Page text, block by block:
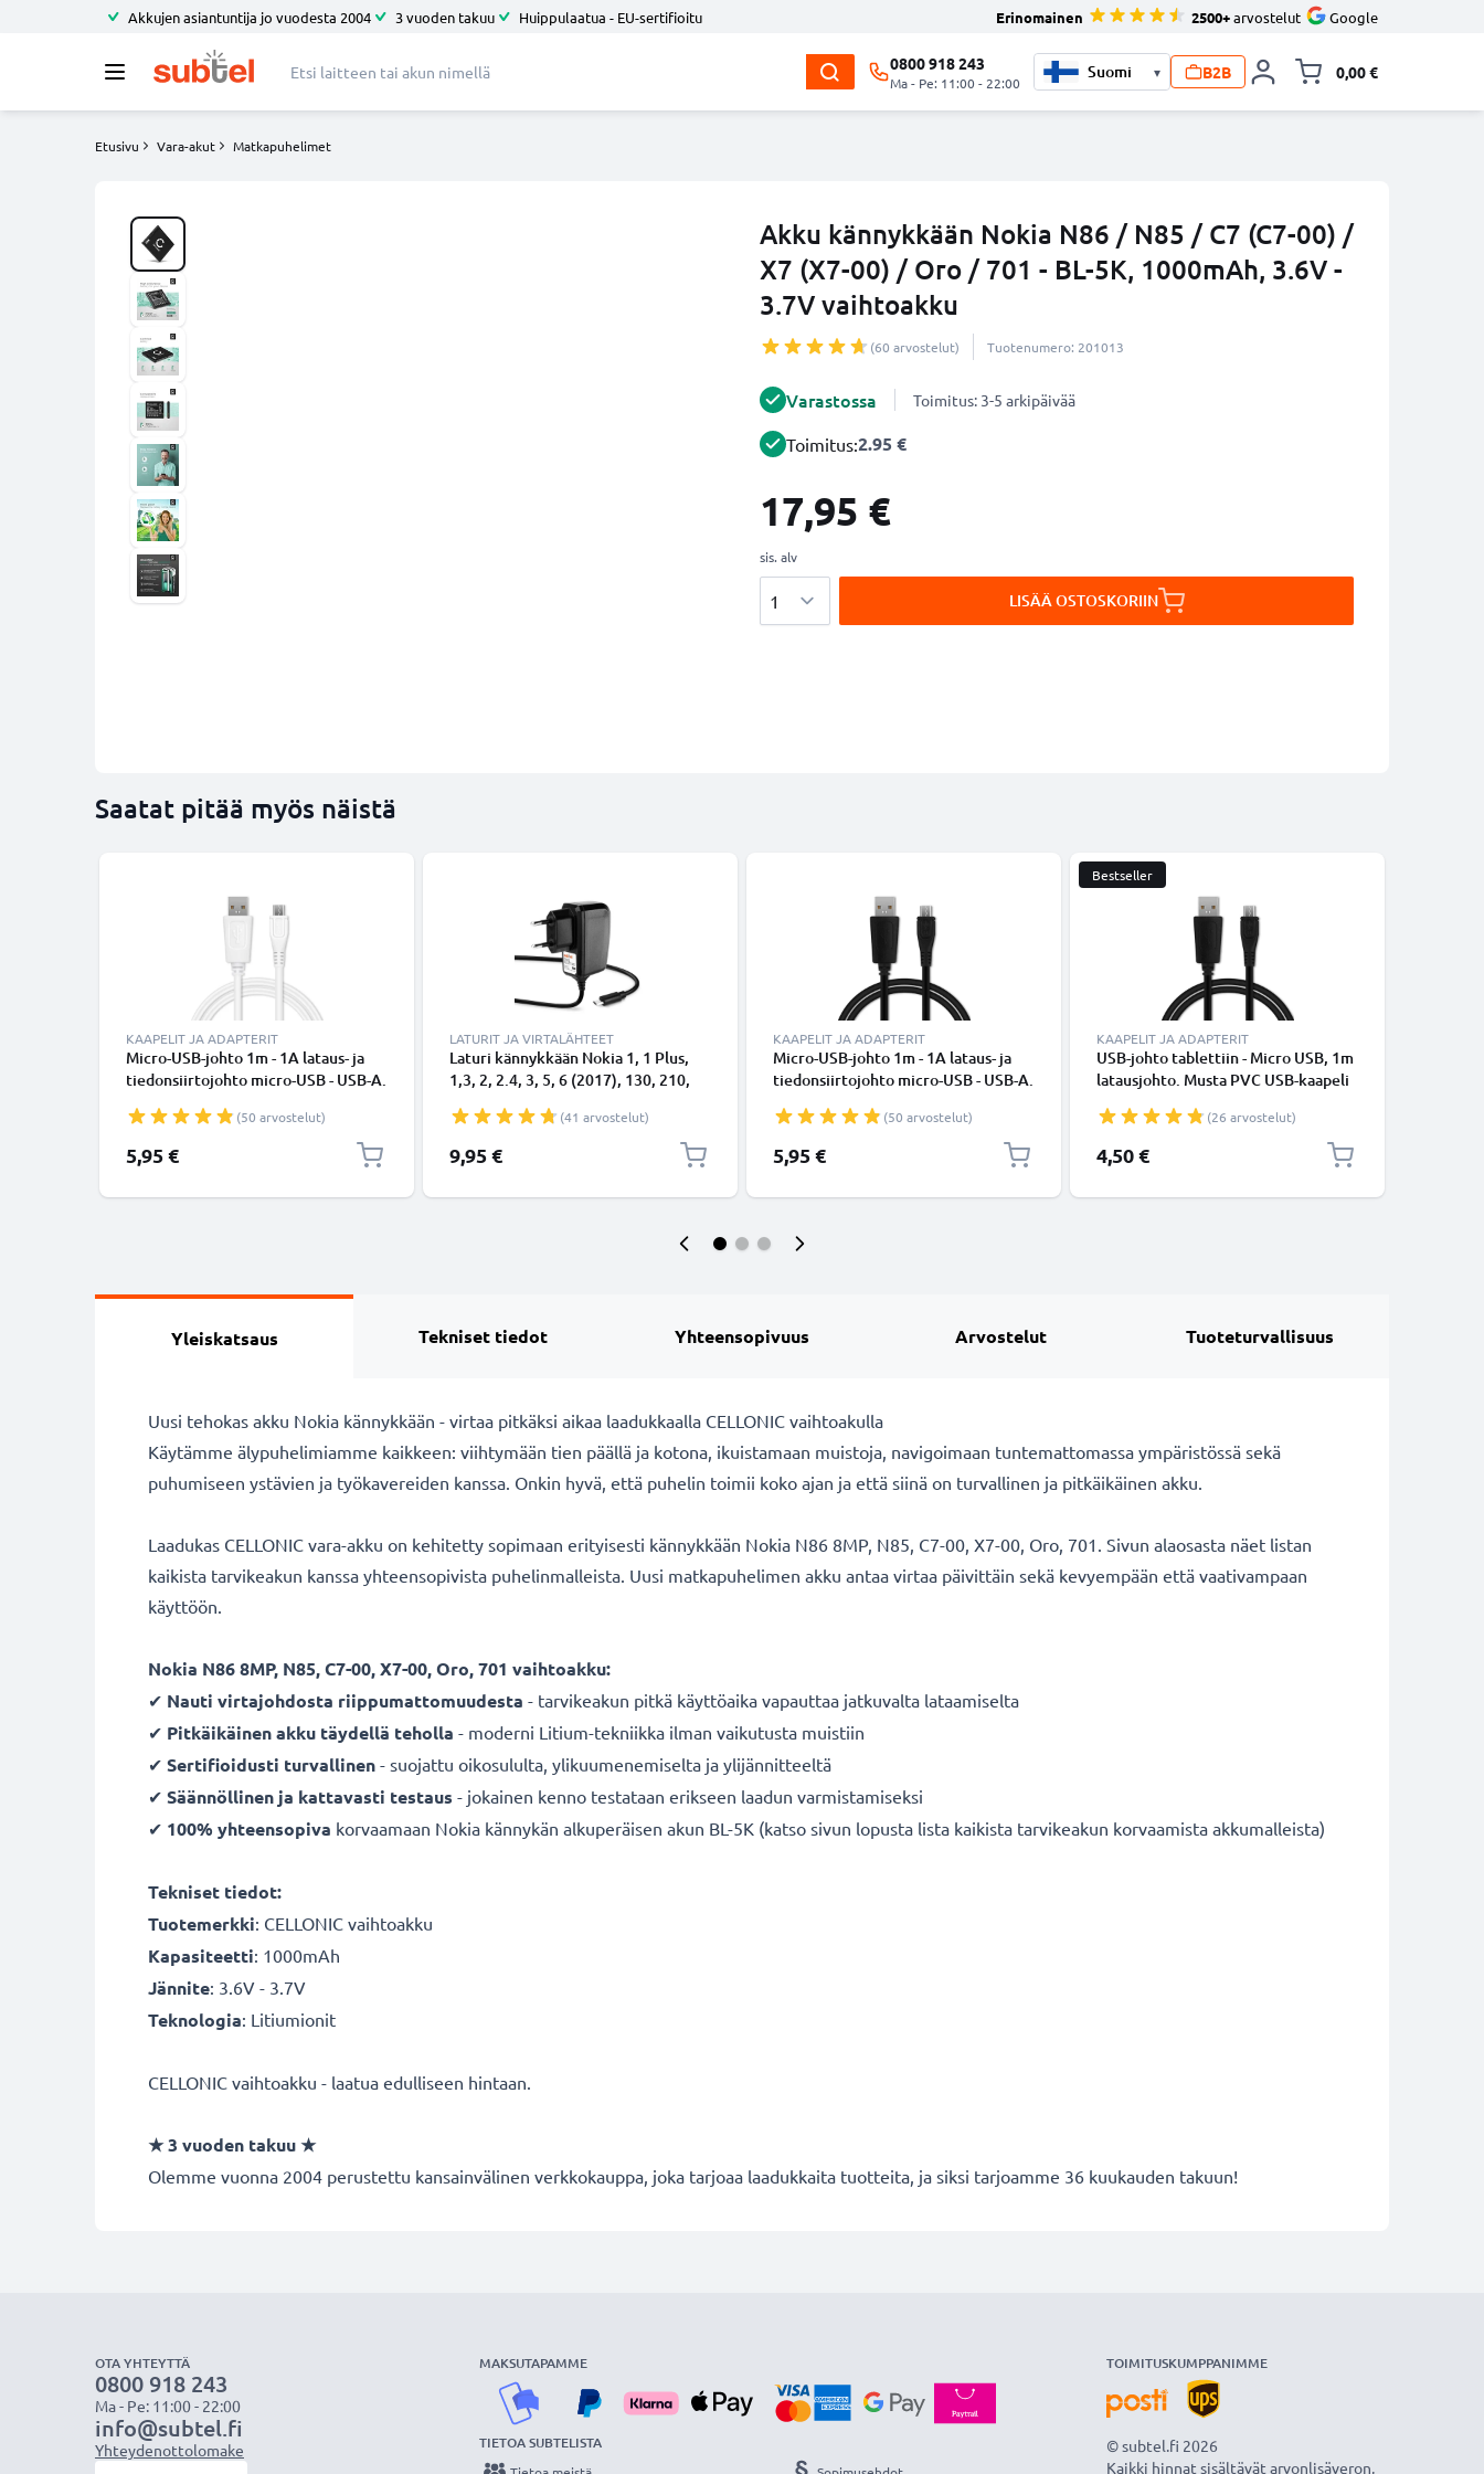
Akkujen asiantuntija jo vuodesta 2004 3 vuoden takuu Huippulaatua - EU-sertifioitu Erinomainen 2500+arvostelut Google
0800 918 243
Ma - Pe: 11:00 - 22:00
▾ B2B 0,00 €
Etusivu Vara-akut Matkapuhelimet
Akku kännykkään Nokia N86 / N85 / C7 (C7-00) /
X7 (X7-00) / Oro / 701 - BL-5K, 1000mAh, 3.6V -
3.7V vaihtoakku
(60 arvostelut) Tuotenumero: 201013
Varastossa Toimitus: 3-5 arkipäivää
Toimitus:2.95 €
17,95 €
sis. alv
LISÄÄ OSTOSKORIIN
Saatat pitää myös näistä
KAAPELIT JA ADAPTERIT
Micro-USB-johto 1m - 1A lataus- ja
tiedonsiirtojohto micro-USB - USB-A.
(50 arvostelut)
5,95 €
LATURIT JA VIRTALÄHTEET
Laturi kännykkään Nokia 1, 1 Plus,
1,3, 2, 2.4, 3, 5, 6 (2017), 130, 210,
625, 630, 635, 735, 1320 - 5W, 1A /
1000mA, 1.1m latausjohto, laturi
(41 arvostelut)
9,95 €
KAAPELIT JA ADAPTERIT
Micro-USB-johto 1m - 1A lataus- ja
tiedonsiirtojohto micro-USB - USB-A.
(50 arvostelut)
5,95 €
Bestseller
KAAPELIT JA ADAPTERIT
USB-johto tablettiin - Micro USB, 1m
latausjohto. Musta PVC USB-kaapeli
(26 arvostelut)
4,50 €
Yleiskatsaus Tekniset tiedot Yhteensopivuus Arvostelut Tuoteturvallisuus
Uusi tehokas akku Nokia kännykkään - virtaa pitkäksi aikaa laadukkaalla CELLONIC vaihtoakulla
Käytämme älypuhelimiamme kaikkeen: viihtymään tien päällä ja kotona, ikuistamaan muistoja, navigoimaan tuntemattomassa ympäristössä sekä
puhumiseen ystävien ja työkavereiden kanssa. Onkin hyvä, että puhelin toimii koko ajan ja että siinä on turvallinen ja pitkäikäinen akku.
Laadukas CELLONIC vara-akku on kehitetty sopimaan erityisesti kännykkään Nokia N86 8MP, N85, C7-00, X7-00, Oro, 701. Sivun alaosasta näet listan
kaikista tarvikeakun kanssa yhteensopivista puhelinmalleista. Uusi matkapuhelimen akku antaa virtaa päivittäin sekä kevyempään että vaativampaan
käyttöön.
Nokia N86 8MP, N85, C7-00, X7-00, Oro, 701 vaihtoakku:
✔ Nauti virtajohdosta riippumattomuudesta - tarvikeakun pitkä käyttöaika vapauttaa jatkuvalta lataamiselta
✔ Pitkäikäinenakku täydellä teholla - moderni Litium-tekniikka ilman vaikutusta muistiin
✔ Sertifioidusti turvallinen - suojattu oikosululta, ylikuumenemiselta ja ylijännitteeltä
✔ Säännöllinen ja kattavasti testaus - jokainen kenno testataan erikseen laadun varmistamiseksi
✔ 100% yhteensopiva korvaamaan Nokia kännykän alkuperäisen akun BL-5K (katso sivun lopusta lista kaikista tarvikeakun korvaamista akkumalleista)
Tekniset tiedot:
Tuotemerkki: CELLONIC vaihtoakku
Kapasiteetti: 1000mAh
Jännite: 3.6V - 3.7V
Teknologia: Litiumionit
CELLONIC vaihtoakku - laatua edulliseen hintaan.
★3 vuoden takuu★
Olemme vuonna 2004 perustettu kansainvälinen verkkokauppa, joka tarjoaa laadukkaita tuotteita, ja siksi tarjoamme 36 kuukauden takuun!
OTA YHTEYTTÄ
0800 918 243
Ma - Pe: 11:00 - 22:00
info@subtel.fi
Yhteydenottolomake
MAKSUTAPAMME
TIETOA SUBTELISTA
TOIMITUSKUMPPANIMME
© subtel.fi 2026
Kaikki hinnat sisältävät arvonlisäveron,